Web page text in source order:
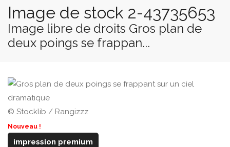
Image de stock 2-43735653
Image libre de droits Gros plan de
deux poings se frappan...
© Stocklib / Rangizzz
Nouveau !
impression premium